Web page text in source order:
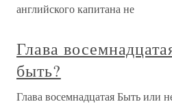
английского капитана не
Глава
быть?
Глава восемнадцатая Быть или